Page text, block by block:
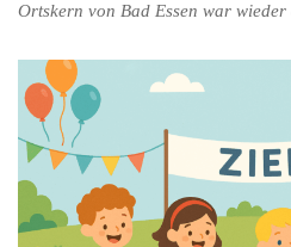
Ortskern von Bad Essen war